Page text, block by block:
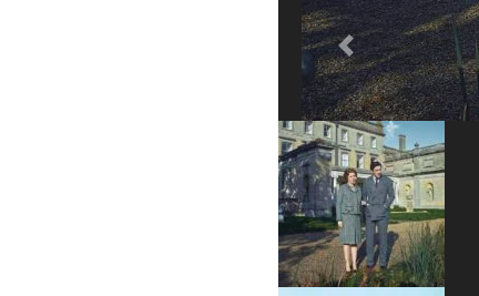
Previous